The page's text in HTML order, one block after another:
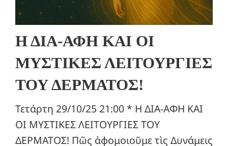
Η ΔΙΑ-ΑΦΗ ΚΑΙ ΟΙ
ΜΥΣΤΙΚΕΣ ΛΕΙΤΟΥΡΓΙΕΣ
ΤΟΥ ΔΕΡΜΑΤΟΣ!
Τετάρτη 29/10/25 21:00 * Η ΔΙΑ-ΑΦΗ ΚΑΙ
ΟΙ ΜΥΣΤΙΚΕΣ ΛΕΙΤΟΥΡΓΙΕΣ ΤΟΥ
ΔΕΡΜΑΤΟΣ! Πῶς ἀφομοιοῦμε τὶς Δυνάμεις